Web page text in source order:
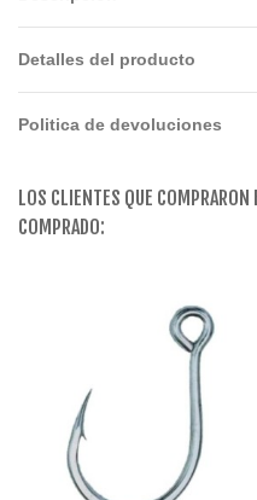
Detalles del producto
Politica de devoluciones
LOS CLIENTES QUE
COMPRADO: